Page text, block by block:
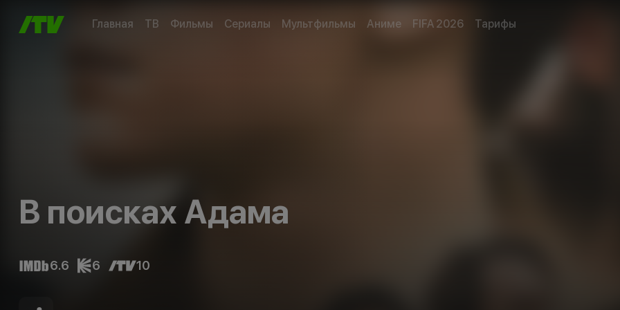
Главная ТВ Фильмы Сериалы Мультфильмы Аниме FIFA 2026 Тарифы
В поисках Адама
6.6 6 10